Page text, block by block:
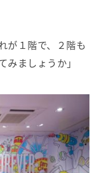
が１階で、２階も
ましょうか」